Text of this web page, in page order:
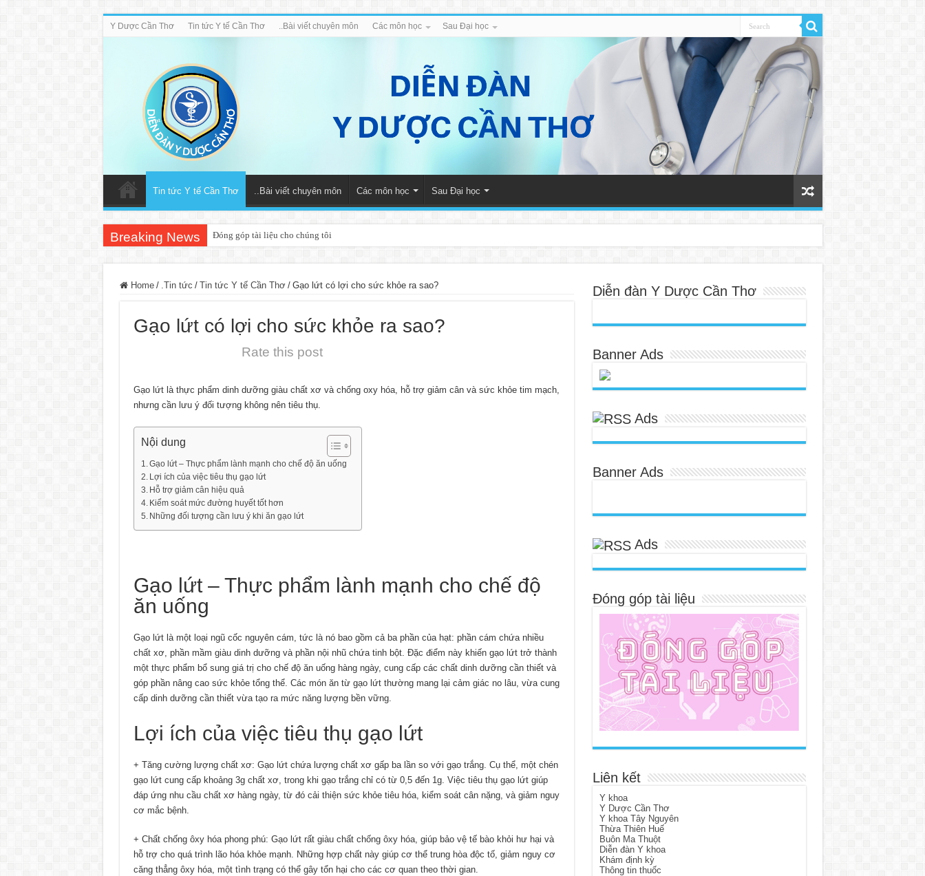
Y Dược Cần Thơ Tin tức Y tế Cần Thơ ..Bài viết chuyên môn Các môn học Sau Đại học
Tin tức Y tế Cần Thơ ..Bài viết chuyên môn Các môn học Sau Đại học
Breaking News Đóng góp tài liệu cho chúng tôi
Home / .Tin tức / Tin tức Y tế Cần Thơ / Gạo lứt có lợi cho sức khỏe ra sao?
Gạo lứt có lợi cho sức khỏe ra sao?
Rate this post
Gạo lứt là thực phẩm dinh dưỡng giàu chất xơ và chống oxy hóa, hỗ trợ giảm cân và sức khỏe tim mạch,
nhưng cần lưu ý đối tượng không nên tiêu thụ.
Nội dung
Gạo lứt – Thực phẩm lành mạnh cho chế độ ăn uống
Lợi ích của việc tiêu thụ gạo lứt
Hỗ trợ giảm cân hiệu quả
Kiểm soát mức đường huyết tốt hơn
Những đối tượng cần lưu ý khi ăn gạo lứt
Gạo lứt – Thực phẩm lành mạnh cho chế độ
ăn uống
Gạo lứt là một loại ngũ cốc nguyên cám, tức là nó bao gồm cả ba phần của hạt: phần cám chứa nhiều
chất xơ, phần mầm giàu dinh dưỡng và phần nội nhũ chứa tinh bột. Đặc điểm này khiến gạo lứt trở thành
một thực phẩm bổ sung giá trị cho chế độ ăn uống hàng ngày, cung cấp các chất dinh dưỡng cần thiết và
góp phần nâng cao sức khỏe tổng thể. Các món ăn từ gạo lứt thường mang lại cảm giác no lâu, vừa cung
cấp dinh dưỡng cần thiết vừa tạo ra mức năng lượng bền vững.
Lợi ích của việc tiêu thụ gạo lứt
+ Tăng cường lượng chất xơ: Gạo lứt chứa lượng chất xơ gấp ba lần so với gạo trắng. Cụ thể, một chén
gạo lứt cung cấp khoảng 3g chất xơ, trong khi gạo trắng chỉ có từ 0,5 đến 1g. Việc tiêu thụ gạo lứt giúp
đáp ứng nhu cầu chất xơ hàng ngày, từ đó cải thiện sức khỏe tiêu hóa, kiểm soát cân nặng, và giảm nguy
cơ mắc bệnh.
+ Chất chống ôxy hóa phong phú: Gạo lứt rất giàu chất chống ôxy hóa, giúp bảo vệ tế bào khỏi hư hại và
hỗ trợ cho quá trình lão hóa khỏe mạnh. Những hợp chất này giúp cơ thể trung hòa độc tố, giảm nguy cơ
căng thẳng ôxy hóa, một tình trạng có thể gây tổn hại cho các cơ quan theo thời gian.
Diễn đàn Y Dược Cần Thơ
Banner Ads
Ads
Banner Ads
Ads
Đóng góp tài liệu
Liên kết
Y khoa
Y Dược Cần Thơ
Y khoa Tây Nguyên
Thừa Thiên Huế
Buôn Ma Thuột
Diễn đàn Y khoa
Khám định kỳ
Thông tin thuốc